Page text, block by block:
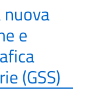
e
(GSS)